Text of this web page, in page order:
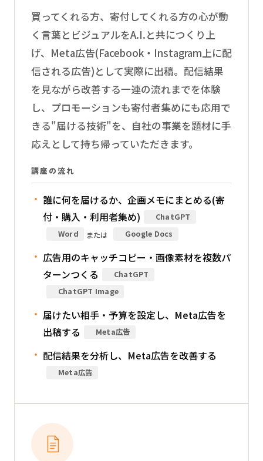
買ってくれる方、寄付してくれる方の心が動
く言葉とビジュアルをA.I.と共につくり上
げ、Meta広告(Facebook・Instagram上に配
信される広告)として実際に出稿。配信結果
を見ながら改善する一連の流れまでを体験
し、プロモーションも寄付者集めにも応用で
きる"届ける技術"を、自社の事業を題材に手
応えとして持ち帰っていただきます。
講座の流れ
誰に何を届けるか、企画メモにまとめる(寄
付・購入・利用者集め)
ChatGPT
Word
または Google Docs
広告用のキャッチコピー・画像素材を複数パ
ターンつくる
ChatGPT
ChatGPT Image
届けたい相手・予算を設定し、Meta広告を
出稿する
Meta広告
配信結果を分析し、Meta広告を改善する
Meta広告